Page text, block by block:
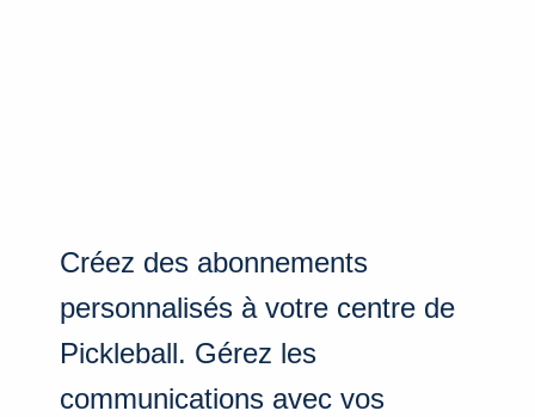
Créez des abonnements
personnalisés à votre centre de
Pickleball. Gérez les
communications avec vos